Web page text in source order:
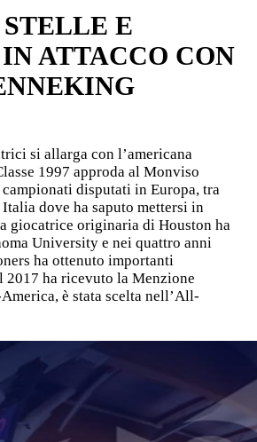
E
ATTACCO CON
si allarga con l’americana
1997 approda al Monviso
disputati in Europa, tra
dove ha saputo mettersi in
giocatrice originaria di Houston ha
University e nei quattro anni
ha ottenuto importanti
2017 ha ricevuto la Menzione
è stata scelta nell’All-